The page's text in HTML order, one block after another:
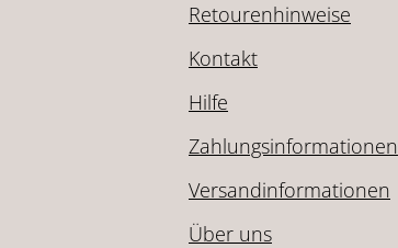
Retourenhinweise
Kontakt
Hilfe
Zahlungsinformationen
Versandinformationen
Über uns